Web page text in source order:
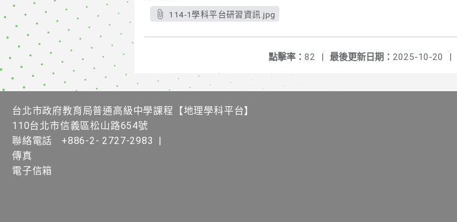
114-1學科平台研習資訊.jpg
最後更新日期： 2025-10-20 |
點擊率： 82 |
台北市政府教育局普通高級中學課程【地理學科平台】
110台北市信義區松山路654號
聯絡電話
+886-2- 2727-2983
|
傳真
電子信箱